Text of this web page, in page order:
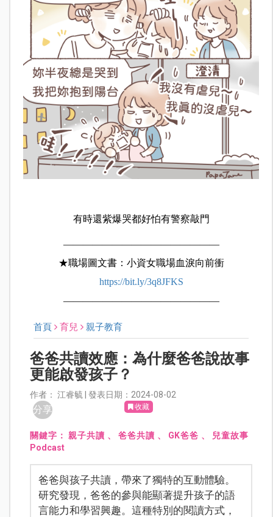
有時還紫爆哭都好怕有警察敲門
————————————————
★職場圖文書：小資女職場血淚向前衝
https://bit.ly/3q8JFKS
————————————————
首頁 育兒 親子教育
爸爸共讀效應：為什麼爸爸說故事
更能啟發孩子？
作者： 江睿毓 | 發表日期：2024-08-02
分享 收藏
關鍵字：親子共讀 、爸爸共讀 、 GK爸爸 、
兒童故事
Podcast
爸爸與孩子共讀，帶來了獨特的互動體驗。
研究發現，爸爸的參與能顯著提升孩子的語
言能力和學習興趣。這種特別的閱讀方式，